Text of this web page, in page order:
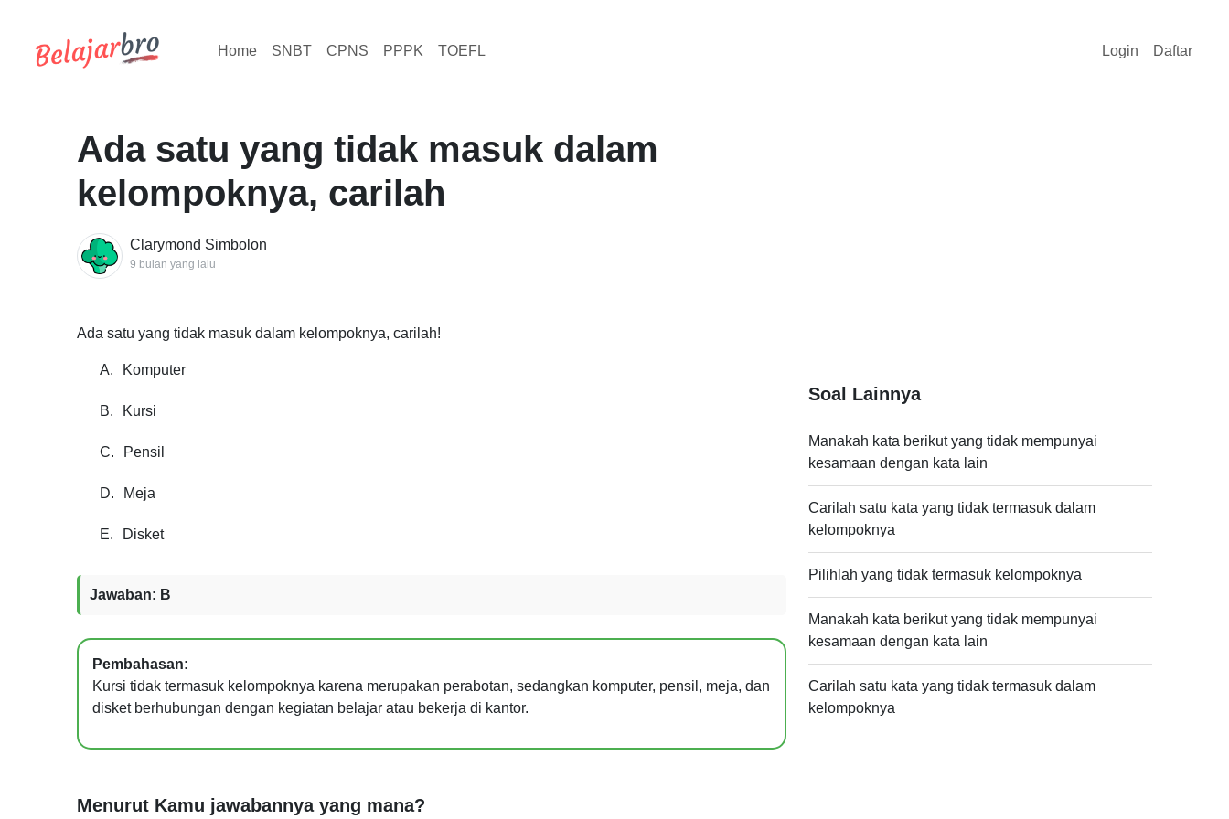
Home SNBT CPNS PPPK TOEFL Login Daftar
Ada satu yang tidak masuk dalam
kelompoknya, carilah
Clarymond Simbolon
9 bulan yang lalu
Ada satu yang tidak masuk dalam kelompoknya, carilah!
A. Komputer
B. Kursi
C. Pensil
D. Meja
E. Disket
Jawaban: B
Pembahasan:
Kursi tidak termasuk kelompoknya karena merupakan perabotan, sedangkan komputer, pensil, meja, dan
disket berhubungan dengan kegiatan belajar atau bekerja di kantor.
Menurut Kamu jawabannya yang mana?
Soal Lainnya
Manakah kata berikut yang tidak mempunyai
kesamaan dengan kata lain
Carilah satu kata yang tidak termasuk dalam
kelompoknya
Pilihlah yang tidak termasuk kelompoknya
Manakah kata berikut yang tidak mempunyai
kesamaan dengan kata lain
Carilah satu kata yang tidak termasuk dalam
kelompoknya